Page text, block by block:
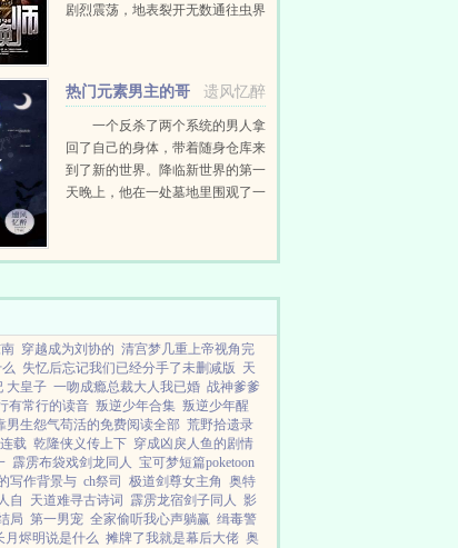
剧烈震荡，地表裂开无数通往虫界
污...
遗风忆醉
热门元素男主的哥
谭日常一个反杀了两个系统的男人拿
回了自己的身体，带着随身仓库来
到了新的世界。降临新世界的第一
天晚上，他在一处墓地里围观了一
这个新世界也有亡灵...
穿越成为刘协的 清宫梦几重上帝视角完
失忆后忘记我们已经分手了未删减版 天
大皇子 一吻成瘾总裁大人我已婚 战神爹爹
有常行的读音 叛逆少年合集 叛逆少年醒
男生怨气苟活的免费阅读全部 荒野拾遗录
载 乾隆侠义传上下 穿成凶戾人鱼的剧情
霹雳布袋戏剑龙同人 宝可梦短篇poketoon
写作背景与 ch祭司 极道剑尊女主角 奥特
自 天道难寻古诗词 霹雳龙宿剑子同人 影
局 第一男宠 全家偷听我心声躺赢 缉毒警
月烬明说是什么 摊牌了我就是幕后大佬 奥